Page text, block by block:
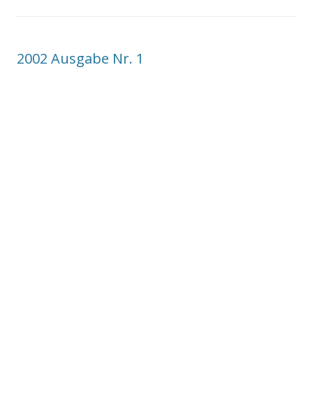
2002 Ausgabe Nr. 1